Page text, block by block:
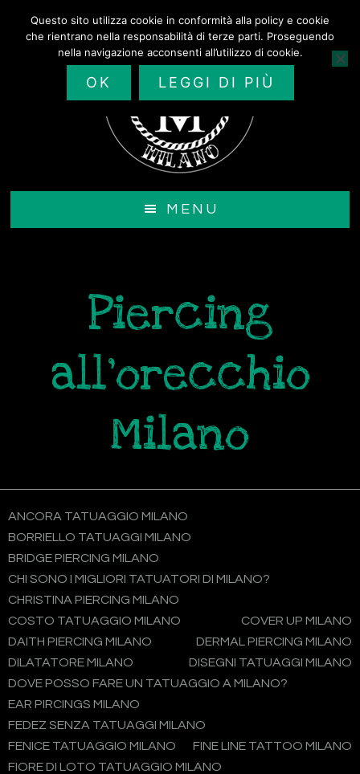
contenuto
MENU
Piercing
all'orecchio
Milano
ANCORA TATUAGGIO MILANO
BORRIELLO TATUAGGI MILANO
BRIDGE PIERCING MILANO
CHI SONO I MIGLIORI TATUATORI DI MILANO?
CHRISTINA PIERCING MILANO
COSTO TATUAGGIO MILANO
COVER UP MILANO
DAITH PIERCING MILANO
DERMAL PIERCING MILANO
DILATATORE MILANO
DISEGNI TATUAGGI MILANO
DOVE POSSO FARE UN TATUAGGIO A MILANO?
EAR PIRCINGS MILANO
FEDEZ SENZA TATUAGGI MILANO
FENICE TATUAGGIO MILANO
FINE LINE TATTOO MILANO
FIORE DI LOTO TATUAGGIO MILANO
Questo sito utilizza cookie in conformità alla policy e cookie
che rientrano nella responsabilità di terze parti. Proseguendo
nella navigazione acconsenti all’utilizzo di cookie.
OK LEGGI DI PIÙ